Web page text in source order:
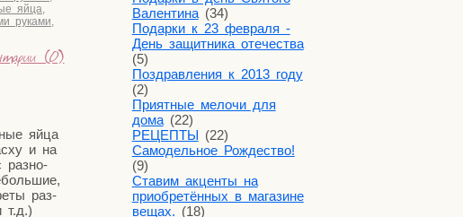
яйца,
руками,
(0)
яйца
и на
раз­но­
раз­
т.д.)
Валентина(34)
Подарки к 23 февраля -
День защитника отечества
(5)
Поздравления к 2013 году
(2)
Приятные мелочи для
дома(22)
РЕЦЕПТЫ (22)
Самодельное Рождество!
(9)
Ставим акценты на
приобретённых в магазине
вещах. (18)